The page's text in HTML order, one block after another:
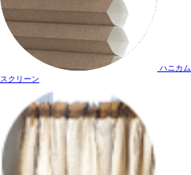
ハニカム
スクリーン